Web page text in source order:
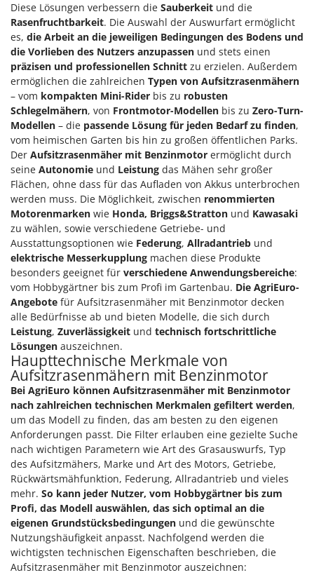
Diese Lösungen verbessern die Sauberkeit und die
Rasenfruchtbarkeit. Die Auswahl der Auswurfart ermöglicht
es, die Arbeit an die jeweiligen Bedingungen des Bodens und
die Vorlieben des Nutzers anzupassen und stets einen
präzisen und professionellen Schnitt zu erzielen. Außerdem
ermöglichen die zahlreichen Typen von Aufsitzrasenmähern
– vom kompakten Mini-Rider bis zu robusten
Schlegelmähern, von Frontmotor-Modellen bis zu Zero-Turn-
Modellen – die passende Lösung für jeden Bedarf zu finden,
vom heimischen Garten bis hin zu großen öffentlichen Parks.
Der Aufsitzrasenmäher mit Benzinmotor ermöglicht durch
seine Autonomie und Leistung das Mähen sehr großer
Flächen, ohne dass für das Aufladen von Akkus unterbrochen
werden muss. Die Möglichkeit, zwischen renommierten
Motorenmarken wie Honda, Briggs&Stratton und Kawasaki
zu wählen, sowie verschiedene Getriebe- und
Ausstattungsoptionen wie Federung, Allradantrieb und
elektrische Messerkupplung machen diese Produkte
besonders geeignet für verschiedene Anwendungsbereiche:
vom Hobbygärtner bis zum Profi im Gartenbau. Die AgriEuro-
Angebote für Aufsitzrasenmäher mit Benzinmotor decken
alle Bedürfnisse ab und bieten Modelle, die sich durch
Leistung, Zuverlässigkeit und technisch fortschrittliche
Lösungen auszeichnen.
Haupttechnische Merkmale von
Aufsitzrasenmähern mit Benzinmotor
Bei AgriEuro können Aufsitzrasenmäher mit Benzinmotor
nach zahlreichen technischen Merkmalen gefiltert werden,
um das Modell zu finden, das am besten zu den eigenen
Anforderungen passt. Die Filter erlauben eine gezielte Suche
nach wichtigen Parametern wie Art des Grasauswurfs, Typ
des Aufsitzmähers, Marke und Art des Motors, Getriebe,
Rückwärtsmähfunktion, Federung, Allradantrieb und vieles
mehr. So kann jeder Nutzer, vom Hobbygärtner bis zum
Profi, das Modell auswählen, das sich optimal an die
eigenen Grundstücksbedingungen und die gewünschte
Nutzungshäufigkeit anpasst. Nachfolgend werden die
wichtigsten technischen Eigenschaften beschrieben, die
Aufsitzrasenmäher mit Benzinmotor auszeichnen: